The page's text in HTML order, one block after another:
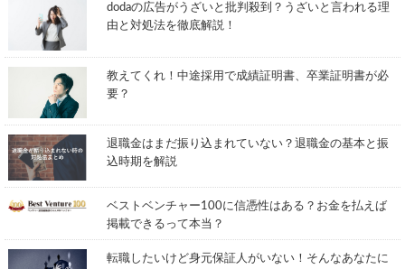
dodaの広告がうざいと批判殺到？うざいと言われる理
由と対処法を徹底解説！
教えてくれ！中途採用で成績証明書、卒業証明書が必
要？
退職金はまだ振り込まれていない？退職金の基本と振
込時期を解説
ベストベンチャー100に信憑性はある？お金を払えば
掲載できるって本当？
転職したいけど身元保証人がいない！そんなあなたに